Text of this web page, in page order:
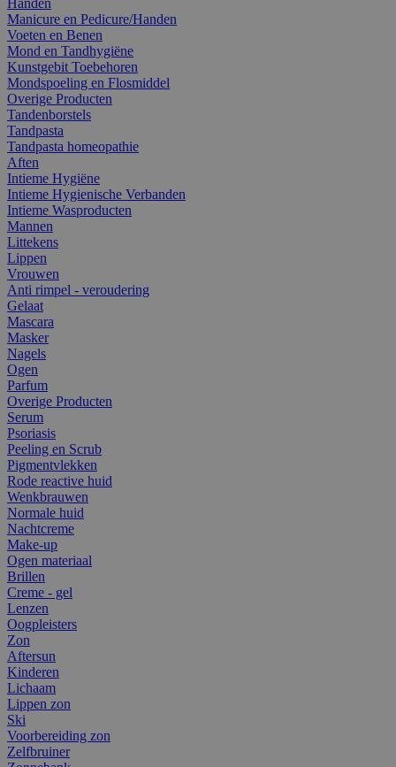
Manicure en Pedicure/Handen
Voeten en Benen
Mond en Tandhygiëne
Kunstgebit Toebehoren
Mondspoeling en Flosmiddel
Overige Producten
Tandenborstels
Tandpasta
Tandpasta homeopathie
Aften
Intieme Hygiëne
Intieme Hygienische Verbanden
Intieme Wasproducten
Mannen
Littekens
Lippen
Vrouwen
Anti rimpel - veroudering
Gelaat
Mascara
Masker
Nagels
Ogen
Parfum
Overige Producten
Serum
Psoriasis
Peeling en Scrub
Pigmentvlekken
Rode reactive huid
Wenkbrauwen
Normale huid
Nachtcreme
Make-up
Ogen materiaal
Brillen
Creme - gel
Lenzen
Oogpleisters
Zon
Aftersun
Kinderen
Lichaam
Lippen zon
Ski
Voorbereiding zon
Zelfbruiner